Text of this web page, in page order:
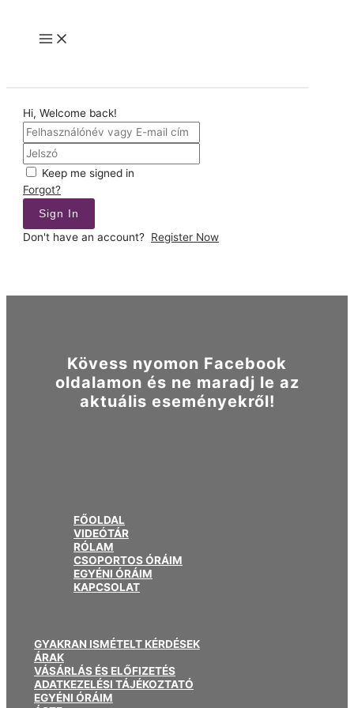
content
Main
Hi, Welcome back!
Keep me signed in
Forgot?
Sign In
Don't have an account? Register Now
Kövess nyomon Facebook
oldalamon és ne maradj le az
aktuális eseményekről!
FŐOLDAL
VIDEÓTÁR
RÓLAM
CSOPORTOS ÓRÁIM
EGYÉNI ÓRÁIM
KAPCSOLAT
GYAKRAN ISMÉTELT KÉRDÉSEK
ÁRAK
VÁSÁRLÁS ÉS ELŐFIZETÉS
ADATKEZELÉSI TÁJÉKOZTATÓ
EGYÉNI ÓRÁIM